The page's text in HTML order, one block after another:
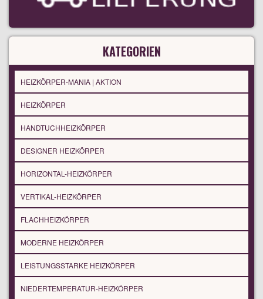
KATEGORIEN
HEIZKÖRPER-MANIA | AKTION
HEIZKÖRPER
HANDTUCHHEIZKÖRPER
DESIGNER HEIZKÖRPER
HORIZONTAL-HEIZKÖRPER
VERTIKAL-HEIZKÖRPER
FLACHHEIZKÖRPER
MODERNE HEIZKÖRPER
LEISTUNGSSTARKE HEIZKÖRPER
NIEDERTEMPERATUR-HEIZKÖRPER